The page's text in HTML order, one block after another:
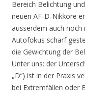
Bereich Belichtung
neuen AF-D-Nikkore
ausserdem auch
Autofokus scharf
die Gewichtung der
Unter uns: der
„D“) ist in der Praxis
bei Extremfällen oder